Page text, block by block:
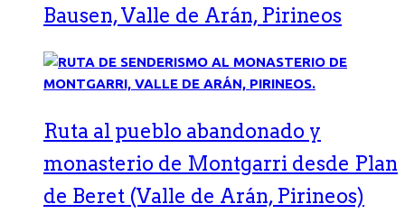
Bausen, Valle de Arán, Pirineos
Ruta al pueblo abandonado y
monasterio de Montgarri desde Plan
de Beret (Valle de Arán, Pirineos)